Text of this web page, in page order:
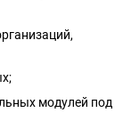
модулей под